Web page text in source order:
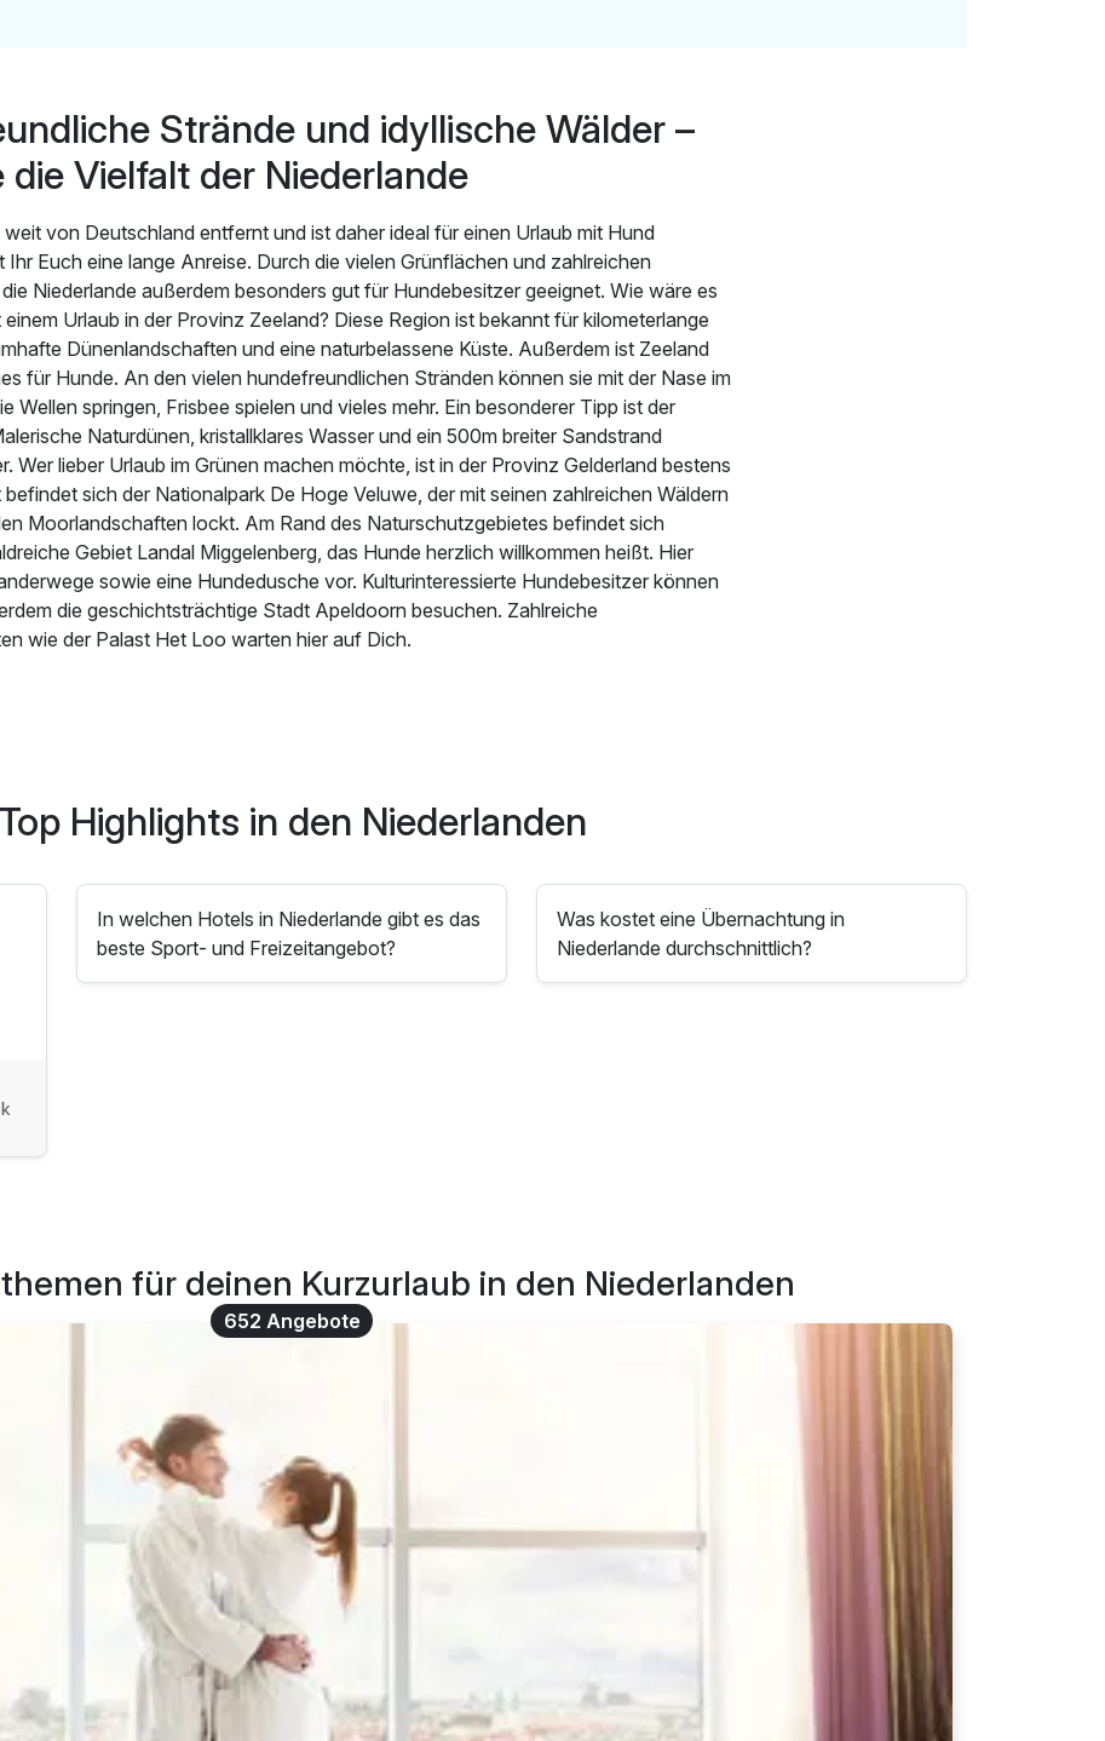
Strände und idyllische Wälder –
Vielfalt der Niederlande
von Deutschland entfernt und ist daher ideal für einen Urlaub mit Hund
Ihr Euch eine lange Anreise. Durch die vielen Grünflächen und zahlreichen
Niederlande außerdem besonders gut für Hundebesitzer geeignet. Wie wäre es
Urlaub in der Provinz Zeeland? Diese Region ist bekannt für kilometerlange
Dünenlandschaften und eine naturbelassene Küste. Außerdem ist Zeeland
für Hunde. An den vielen hundefreundlichen Stränden können sie mit der Nase im
Wellen springen, Frisbee spielen und vieles mehr. Ein besonderer Tipp ist der
Naturdünen, kristallklares Wasser und ein 500m breiter Sandstrand
Wer lieber Urlaub im Grünen machen möchte, ist in der Provinz Gelderland bestens
sich der Nationalpark De Hoge Veluwe, der mit seinen zahlreichen Wäldern
Moorlandschaften lockt. Am Rand des Naturschutzgebietes befindet sich
Gebiet Landal Miggelenberg, das Hunde herzlich willkommen heißt. Hier
sowie eine Hundedusche vor. Kulturinteressierte Hundebesitzer können
die geschichtsträchtige Stadt Apeldoorn besuchen. Zahlreiche
wie der Palast Het Loo warten hier auf Dich.
Top Highlights in den Niederlanden
In welchen Hotels in Niederlande gibt es das
beste Sport- und Freizeitangebot?
Was kostet eine Übernachtung in
Niederlande durchschnittlich?
für deinen Kurzurlaub in den Niederlanden
652 Angebote